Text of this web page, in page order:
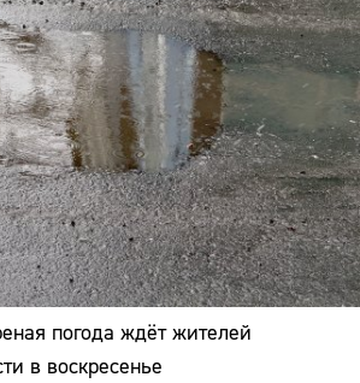
погода ждёт жителей
в воскресенье